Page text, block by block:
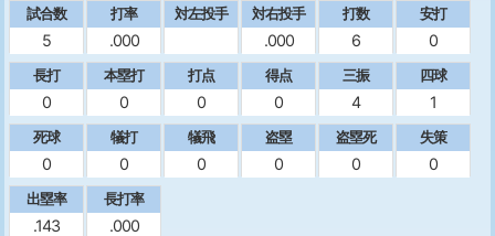
試合数
5
打率
.000
対左投手 対右投手
.000
打数
6
安打
0
長打
0
本塁打
0
打点
0
得点
0
三振
4
四球
1
死球
0
犠打
0
犠飛
0
盗塁
0
盗塁死
0
失策
0
出塁率
.143
長打率
.000